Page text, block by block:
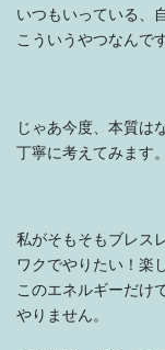
いつもいっている、
こういうやつなんで
じゃあ今度、本質は
丁寧に考えてみます。
私がそもそもブレス
ワクでやりたい！楽
このエネルギーだけ
やりません。